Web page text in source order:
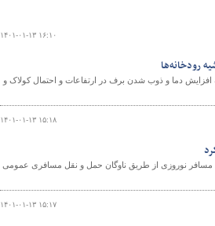
۱۴۰۱-۰۱-۱۳ ۱۶:۱۰
رودخانه‌ها
دما و ذوب شدن برف در ارتفاعات و احتمال کولاک و
۱۴۰۱-۰۱-۱۳ ۱۵:۱۸
مدیرکل راهداری و حمل و نقل جاده‌ای همدان از جابجایی ۱۱۰ هزار و ۸۷۳ مسافر نوروزی از طریق ناوگان حمل و نقل مسافری عمومی
۱۴۰۱-۰۱-۱۳ ۱۵:۱۷